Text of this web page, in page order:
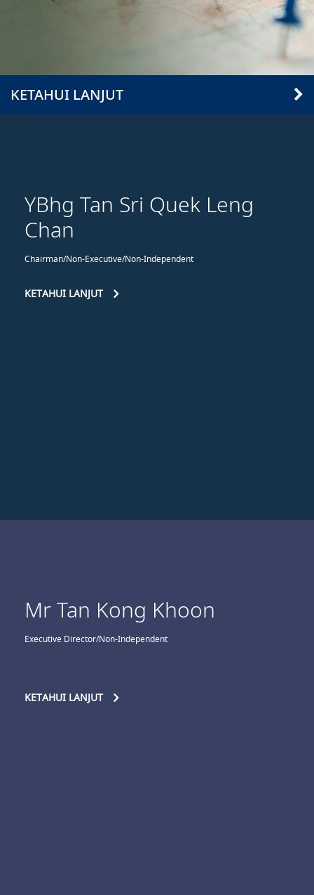
KETAHUI LANJUT
YBhg Tan Sri Quek Leng
Chan
Chairman/Non-Executive/Non-Independent
KETAHUI LANJUT
Mr Tan Kong Khoon
Executive Director/Non-Independent
KETAHUI LANJUT